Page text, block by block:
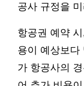
공사 규정을
항공권 예약
용이 예상보다
가 항공사의